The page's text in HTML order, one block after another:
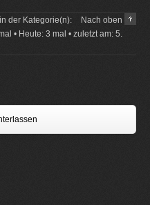
Nach oben
der Kategorie(n):
• Heute: 3 mal • zuletzt am: 5.